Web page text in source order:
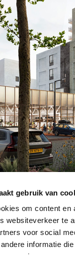
gebruik van
om content
websiteverkeer te
voor social
informatie